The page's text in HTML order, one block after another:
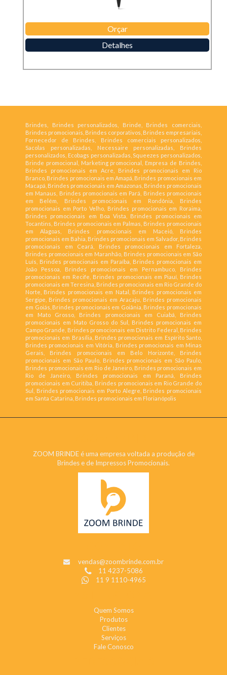
Orçar
Detalhes
Brindes, Brindes personalizados, Brinde, Brindes comerciais,
Brindes promocionais, Brindes corporativos, Brindes empresariais,
Fornecedor de Brindes, Brindes comerciais personalizados,
Sacolas personalizadas, Necessaire personalizadas, Brindes
personalizados, Ecobags personalizadas, Squeezes personalizados,
Brinde promocional, Marketing promocional, Empresa de Brindes,
Brindes promocionais em Acre, Brindes promocionais em Rio
Branco, Brindes promocionais em Amapá, Brindes promocionais em
Macapá, Brindes promocionais em Amazonas, Brindes promocionais
em Manaus, Brindes promocionais em Pará, Brindes promocionais
em Belém, Brindes promocionais em Rondônia, Brindes
promocionais em Porto Velho, Brindes promocionais em Roraima,
Brindes promocionais em Boa Vista, Brindes promocionais em
Tocantins, Brindes promocionais em Palmas, Brindes promocionais
em Alagoas, Brindes promocionais em Maceió, Brindes
promocionais em Bahia, Brindes promocionais em Salvador, Brindes
promocionais em Ceará, Brindes promocionais em Fortaleza,
Brindes promocionais em Maranhão, Brindes promocionais em São
Luís, Brindes promocionais em Paraíba, Brindes promocionais em
João Pessoa, Brindes promocionais em Pernambuco, Brindes
promocionais em Recife, Brindes promocionais em Piauí, Brindes
promocionais em Teresina, Brindes promocionais em Rio Grande do
Norte, Brindes promocionais em Natal, Brindes promocionais em
Sergipe, Brindes promocionais em Aracaju, Brindes promocionais
em Goiás, Brindes promocionais em Goiânia, Brindes promocionais
em Mato Grosso, Brindes promocionais em Cuiabá, Brindes
promocionais em Mato Grosso do Sul, Brindes promocionais em
Campo Grande, Brindes promocionais em Distrito Federal, Brindes
promocionais em Brasília, Brindes promocionais em Espírito Santo,
Brindes promocionais em Vitória, Brindes promocionais em Minas
Gerais, Brindes promocionais em Belo Horizonte, Brindes
promocionais em São Paulo, Brindes promocionais em São Paulo,
Brindes promocionais em Rio de Janeiro, Brindes promocionais em
Rio de Janeiro, Brindes promocionais em Paraná, Brindes
promocionais em Curitiba, Brindes promocionais em Rio Grande do
Sul, Brindes promocionais em Porto Alegre, Brindes promocionais
em Santa Catarina, Brindes promocionais em Florianópolis
ZOOM BRINDE é uma empresa voltada a produção de
Brindes e de Impressos Promocionais.
vendas@zoombrinde.com.br
11 4237-5086
11 9 1110-4965
Quem Somos
Produtos
Clientes
Serviços
Fale Conosco